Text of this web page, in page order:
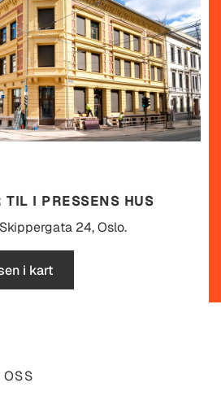
TIL I PRESSENS HUS
24, Oslo.
i kart